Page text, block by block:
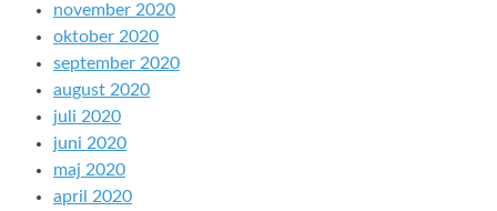
november 2020
oktober 2020
september 2020
august 2020
juli 2020
juni 2020
maj 2020
april 2020